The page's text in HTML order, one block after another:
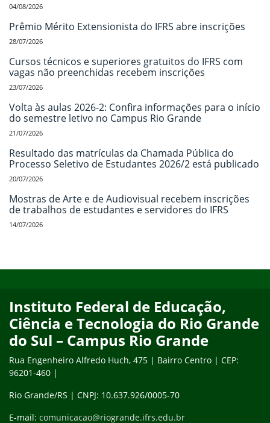
04/08/2026
Prêmio Mérito Extensionista do IFRS abre inscrições
28/07/2026
Cursos técnicos e superiores gratuitos do IFRS com
vagas não preenchidas recebem inscrições
23/07/2026
Volta às aulas 2026-2: Confira informações para o início
do semestre letivo no Campus Rio Grande
21/07/2026
Resultado das matrículas da Chamada Pública do
Processo Seletivo de Estudantes 2026/2 está publicado
20/07/2026
Mostras de Arte e de Audiovisual recebem inscrições
de trabalhos de estudantes e servidores do IFRS
14/07/2026
Instituto Federal de Educação,
Ciência e Tecnologia do Rio Grande
do Sul – Campus Rio Grande
Rua Engenheiro Alfredo Huch, 475 | Bairro Centro | CEP:
96201-460 |
Rio Grande/RS | CNPJ: 10.637.926/0005-70
E-mail: comunicacao@riogrande.ifrs.edu.br